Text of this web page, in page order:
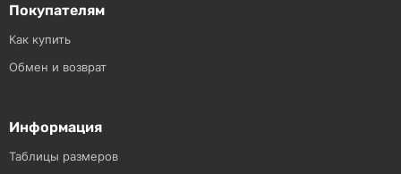
Покупателям
Как купить
Обмен и возврат
Информация
Таблицы размеров